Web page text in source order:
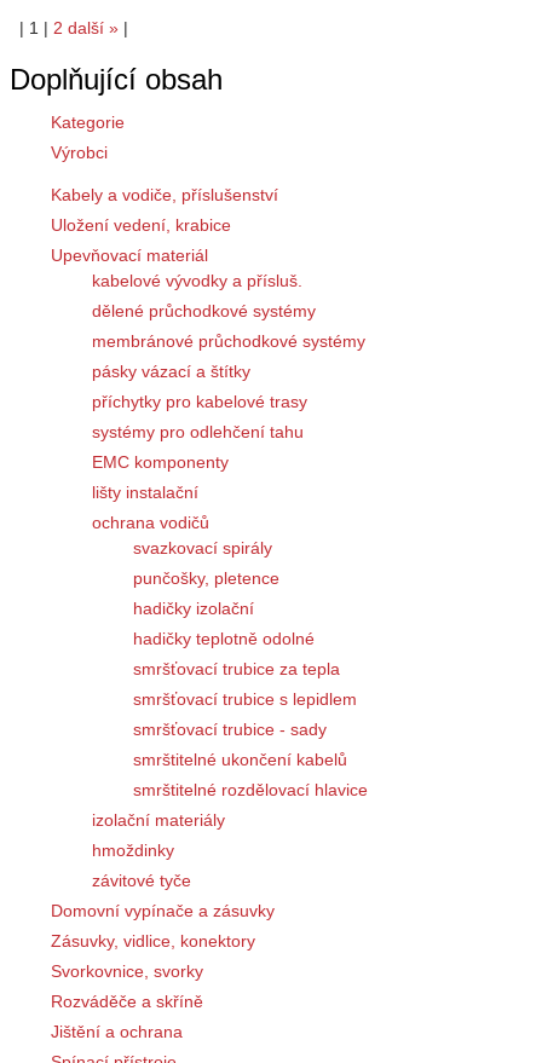
| 1 | 2 další » |
Doplňující obsah
Kategorie
Výrobci
Kabely a vodiče, příslušenství
Uložení vedení, krabice
Upevňovací materiál
kabelové vývodky a přísluš.
dělené průchodkové systémy
membránové průchodkové systémy
pásky vázací a štítky
příchytky pro kabelové trasy
systémy pro odlehčení tahu
EMC komponenty
lišty instalační
ochrana vodičů
svazkovací spirály
punčošky, pletence
hadičky izolační
hadičky teplotně odolné
smršťovací trubice za tepla
smršťovací trubice s lepidlem
smršťovací trubice - sady
smrštitelné ukončení kabelů
smrštitelné rozdělovací hlavice
izolační materiály
hmoždinky
závitové tyče
Domovní vypínače a zásuvky
Zásuvky, vidlice, konektory
Svorkovnice, svorky
Rozváděče a skříně
Jištění a ochrana